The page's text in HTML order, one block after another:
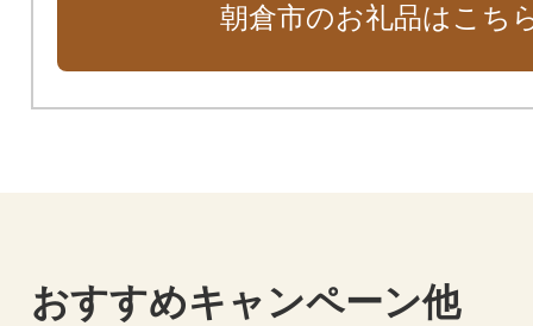
朝倉市のお礼品はこち
おすすめキャンペーン他